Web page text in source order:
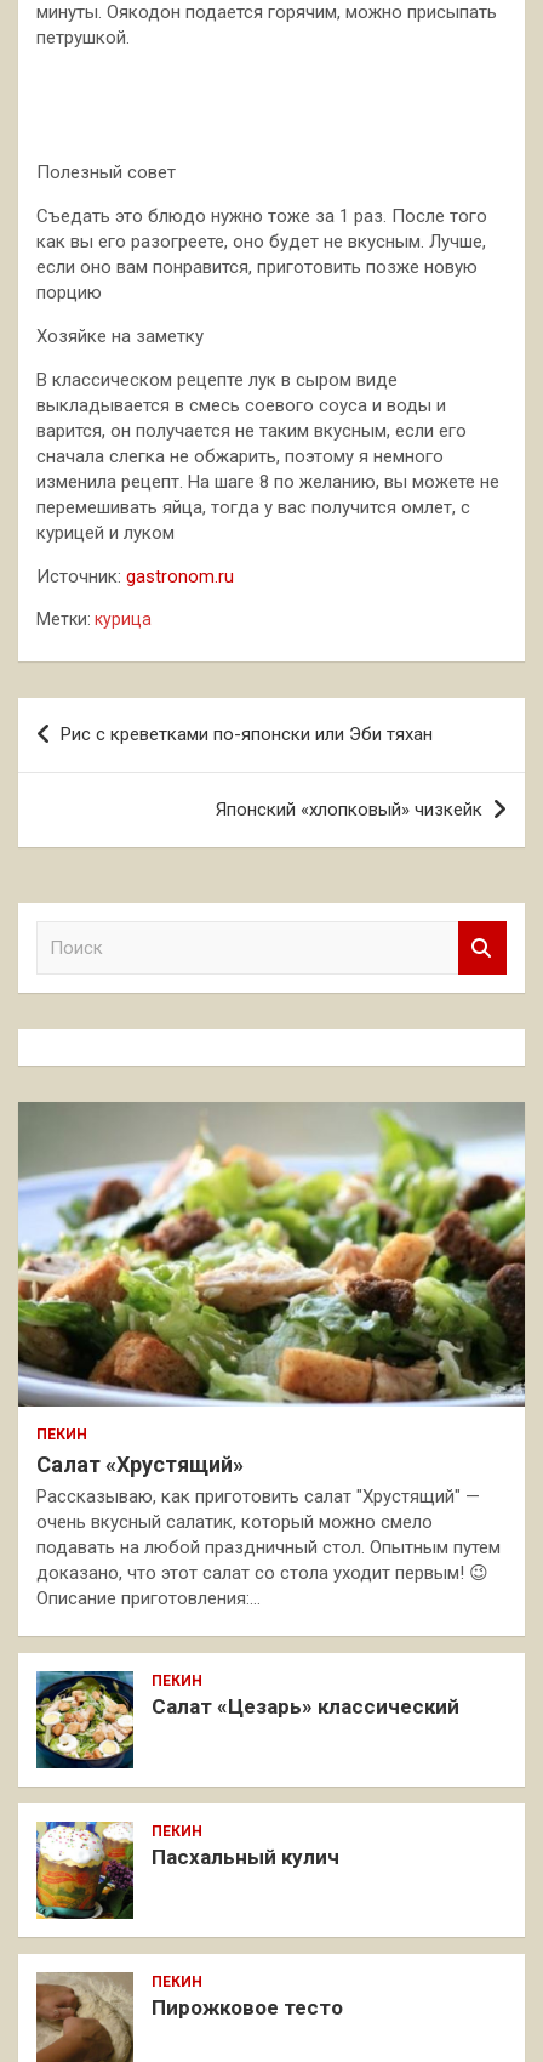
минуты. Оякодон подается горячим, можно присыпать
петрушкой.
Полезный совет
Съедать это блюдо нужно тоже за 1 раз. После того
как вы его разогреете, оно будет не вкусным. Лучше,
если оно вам понравится, приготовить позже новую
порцию
Хозяйке на заметку
В классическом рецепте лук в сыром виде
выкладывается в смесь соевого соуса и воды и
варится, он получается не таким вкусным, если его
сначала слегка не обжарить, поэтому я немного
изменила рецепт. На шаге 8 по желанию, вы можете не
перемешивать яйца, тогда у вас получится омлет, с
курицей и луком
Источник: gastronom.ru
Метки: курица
Навигация
по
Рис с креветками по-японски или Эби тяхан
Японский «хлопковый» чизкейк
к
ПЕКИН
Салат «Хрустящий»
Рассказываю, как приготовить салат "Хрустящий" —
очень вкусный салатик, который можно смело
подавать на любой праздничный стол. Опытным путем
доказано, что этот салат со стола уходит первым! 😉
Описание приготовления:…
ПЕКИН
Салат «Цезарь» классический
ПЕКИН
Пасхальный кулич
ПЕКИН
Пирожковое тесто